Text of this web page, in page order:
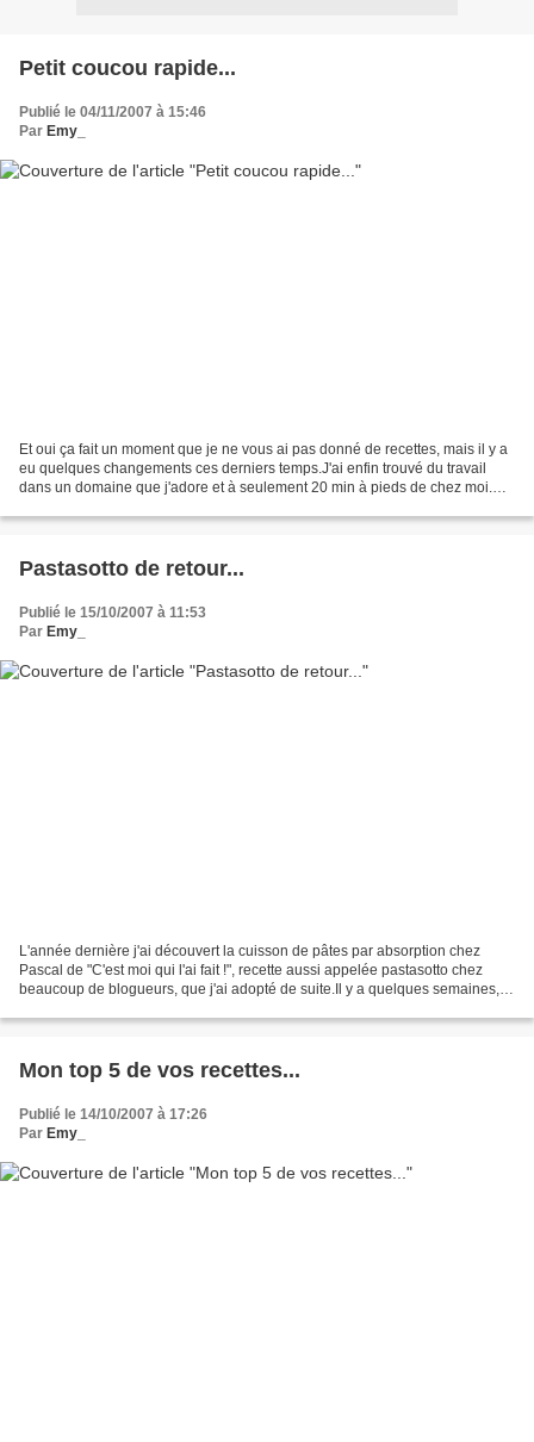
Petit coucou rapide...
Publié le 04/11/2007 à 15:46
Par Emy_
Et oui ça fait un moment que je ne vous ai pas donné de recettes, mais il y a
eu quelques changements ces derniers temps.J'ai enfin trouvé du travail
dans un domaine que j'adore et à seulement 20 min à pieds de chez moi.
Pastasotto de retour...
Publié le 15/10/2007 à 11:53
Par Emy_
L'année dernière j'ai découvert la cuisson de pâtes par absorption chez
Pascal de "C'est moi qui l'ai fait !", recette aussi appelée pastasotto chez
beaucoup de blogueurs, que j'ai adopté de suite.Il y a quelques semaines,
Mon top 5 de vos recettes...
Publié le 14/10/2007 à 17:26
Par Emy_